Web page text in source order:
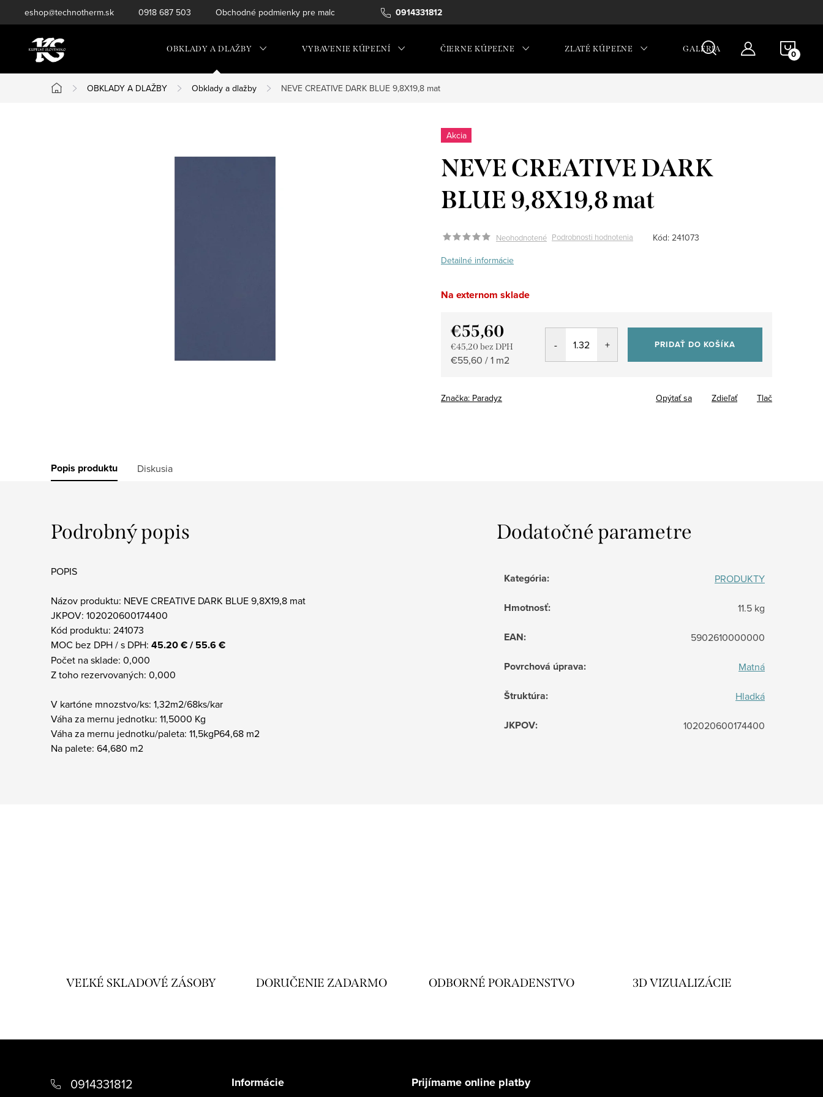
na
0914331812
eshop@technotherm.sk 0918 687 503 Obchodné podmienky pre maloobchod
OBKLADY A DLAŽBY VYBAVENIE KÚPEĽNÍ ČIERNE KÚPEĽNE ZLATÉ KÚPEĽNE GALÉRIA
Domov
OBKLADY A DLAŽBY Obklady a dlažby NEVE CREATIVE DARK BLUE 9,8X19,8 mat
Akcia
NEVE CREATIVE DARK
BLUE 9,8X19,8 mat
Neohodnotené Podrobnosti hodnotenia Kód: 241073
Detailné informácie
Na externom sklade
€55,60
€45,20 bez DPH
Jednotková
€55,60 / 1 m2
PRIDAŤ DO KOŠÍKA
Značka: Paradyz Tlač
Opýtať sa Zdieľať
Popis produktu Diskusia
Podrobný popis
POPIS
Názov produktu: NEVE CREATIVE DARK BLUE 9,8X19,8 mat
JKPOV: 102020600174400
Kód produktu: 241073
MOC bez DPH / s DPH: 45.20 € / 55.6 €
Počet na sklade: 0,000
Z toho rezervovaných: 0,000
V kartóne mnozstvo/ks: 1,32m2/68ks/kar
Váha za mernu jednotku: 11,5000 Kg
Váha za mernu jednotku/paleta: 11,5kgP64,68 m2
Na palete: 64,680 m2
Dodatočné parametre
Kategória: PRODUKTY
Hmotnosť: 11.5 kg
EAN: 5902610000000
Povrchová úprava: Matná
Štruktúra: Hladká
JKPOV: 102020600174400
VEĽKÉ SKLADOVÉ ZÁSOBY DORUČENIE ZADARMO ODBORNÉ PORADENSTVO 3D VIZUALIZÁCIE
0914331812 Informácie Prijímame online platby